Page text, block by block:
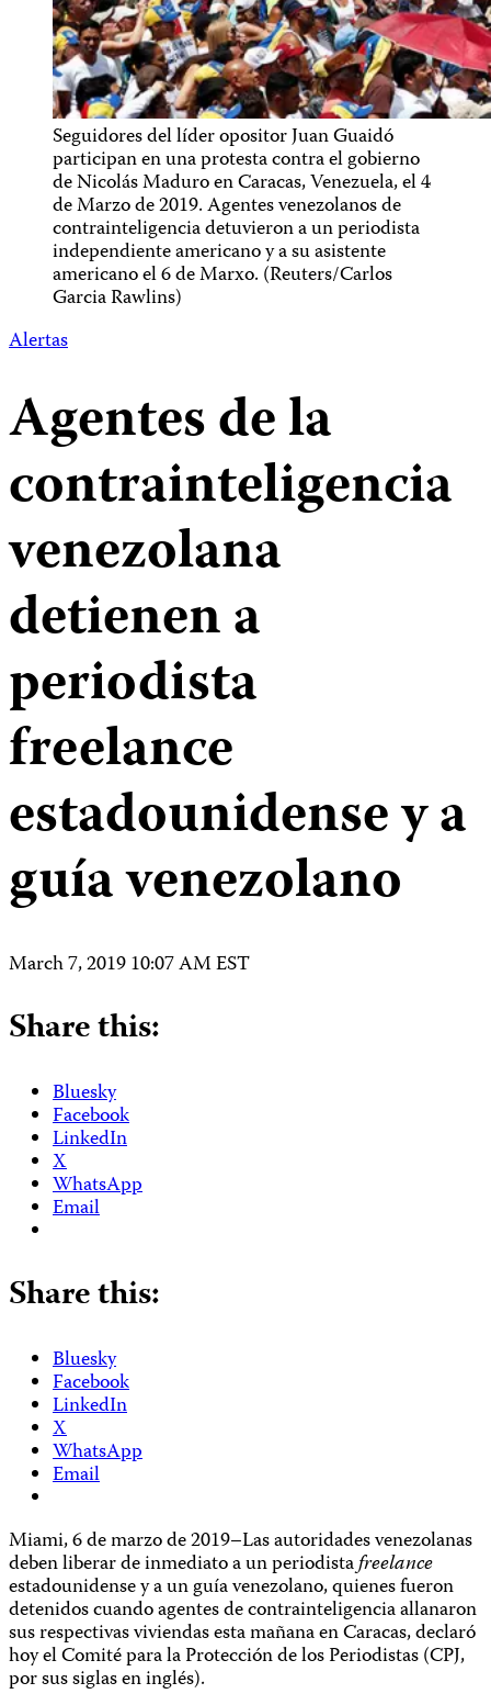
Seguidores del líder opositor Juan Guaidó
participan en una protesta contra el gobierno
de Nicolás Maduro en Caracas, Venezuela, el 4
de Marzo de 2019. Agentes venezolanos de
contrainteligencia detuvieron a un periodista
independiente americano y a su asistente
americano el 6 de Marxo. (Reuters/Carlos
Garcia Rawlins)
Alertas
Agentes de la
contrainteligencia
venezolana
detienen a
periodista
freelance
estadounidense y a
guía venezolano
March 7, 2019 10:07 AM EST
Share this:
Bluesky
Facebook
LinkedIn
X
WhatsApp
Email
Share this:
Bluesky
Facebook
LinkedIn
X
WhatsApp
Email
Miami, 6 de marzo de 2019–Las autoridades venezolanas
deben liberar de inmediato a un periodistafreelance
estadounidense y a un guía venezolano, quienes fueron
detenidos cuando agentes de contrainteligencia allanaron
sus respectivas viviendas esta mañana en Caracas, declaró
hoy el Comité para la Protección de los Periodistas (CPJ,
por sus siglas en inglés).